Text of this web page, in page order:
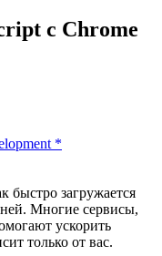
с Chrome
*
быстро загружается
ней. Многие сервисы,
ускорить
только от вас.